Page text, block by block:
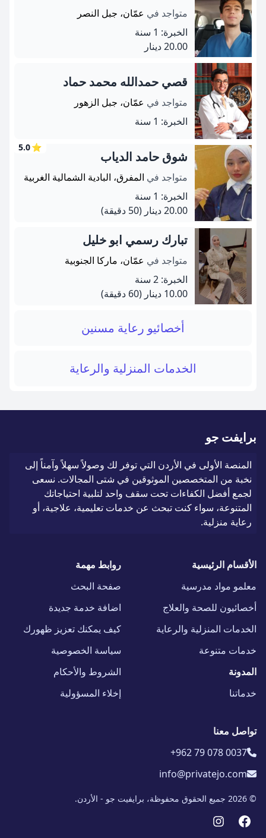
متواجد في عمّان، جبل النصر
الخبرة: 1 سنة
20.00 دينار
قصي حمدالله محمد حماد
متواجد في عمّان، جبل الزهور
الخبرة: 1 سنة
⭐
5.0
شوق حامد الدياب
متواجد في المفرق، البادية الشمالية الغربية
الخبرة: 1 سنة
20.00 دينار
(50 دقيقة)
تبارك رسمي ابو خليل
متواجد في عمّان، ماركا الجنوبية
الخبرة: 2 سنة
10.00 دينار
(60 دقيقة)
أخصائيو رعاية مسنين
الخدمات المنزلية والرعاية
برايفت جو
المنصة الأولى في الأردن التي توفر لك وصولاً سهلاً وآمناً إلى
نخبة من المتخصصين الموثوقين في شتى المجالات. نسعى
لجمع أفضل الكفاءات تحت سقف واحد لتلبية احتياجاتك
المتنوعة، سواء كنت تبحث عن خدمات تعليمية، علاجية، أو
رعاية منزلية.
الأقسام الرئيسية
معلمو مواد مدرسية
أخصائيون للصحة والعلاج
الخدمات المنزلية والرعاية
خدمات متنوعة
المدونة
خدماتنا
روابط مهمة
صفحة البحث
اضافة خدمة جديدة
كيف يمكنك تعزيز ظهورك
سياسة الخصوصية
الشروط والأحكام
إخلاء المسؤولية
تواصل معنا
+962 79 078 0037
info@privatejo.com
© 2026 جميع الحقوق محفوظة، برايفيت جو - الأردن.